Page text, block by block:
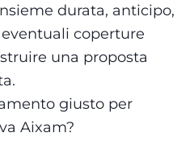
durata, anticipo,
coperture
una proposta
giusto per
Aixam?